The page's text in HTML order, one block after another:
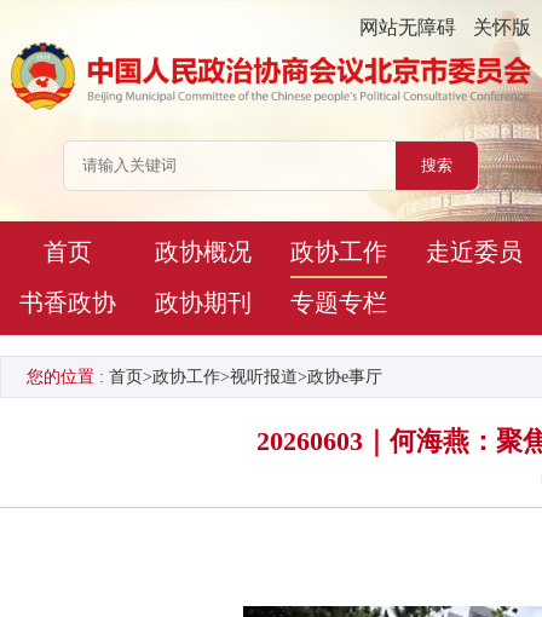
网站无障碍 关怀版
首页 政协概况 政协工作
走近委员
书香政协
政协期刊 专题专栏
您的位置 : 首页>政协工作>视听报道>政协e事厅
20260603｜何海燕：